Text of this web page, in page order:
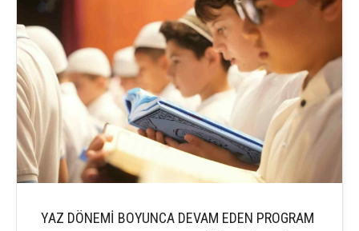
YAZ DÖNEMİ BOYUNCA DEVAM EDEN PROGRAM